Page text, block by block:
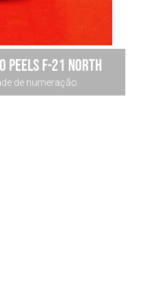
Peels F-21 North
de numeração